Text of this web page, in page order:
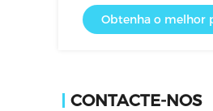
absorvente para
Obtenha o melhor
CONTACTE-NOS